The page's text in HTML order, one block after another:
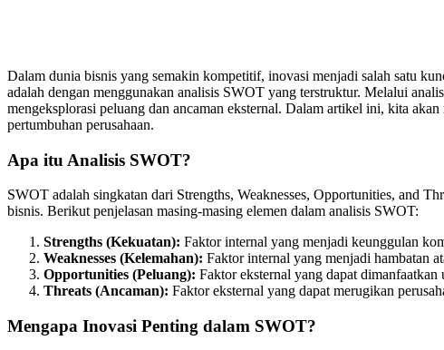
Dalam dunia bisnis yang semakin kompetitif, inovasi menjadi salah satu
adalah dengan menggunakan analisis SWOT yang terstruktur. Melalui
mengeksplorasi peluang dan ancaman eksternal. Dalam artikel ini, kita
pertumbuhan perusahaan.
Apa itu Analisis SWOT?
SWOT adalah singkatan dari Strengths, Weaknesses, Opportunities, and
bisnis. Berikut penjelasan masing-masing elemen dalam analisis SWOT:
Strengths (Kekuatan): Faktor internal yang menjadi keunggulan
Weaknesses (Kelemahan): Faktor internal yang menjadi hambatan
Opportunities (Peluang): Faktor eksternal yang dapat
Threats (Ancaman): Faktor eksternal yang dapat merugikan
Mengapa Inovasi Penting dalam SWOT?